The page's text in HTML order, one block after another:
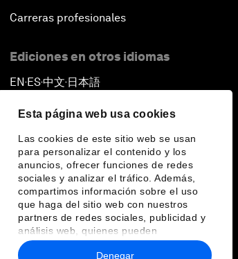
Esta página web usa cookies
Las cookies de este sitio web se usan
para personalizar el contenido y los
anuncios, ofrecer funciones de redes
sociales y analizar el tráfico. Además,
compartimos información sobre el uso
que haga del sitio web con nuestros
partners de redes sociales, publicidad y
análisis web, quienes pueden
combinarla con otra información que les
Denegar
Carreras profesionales
Ediciones en otros idiomas
EN ▪ ES▪中文▪ 日本語